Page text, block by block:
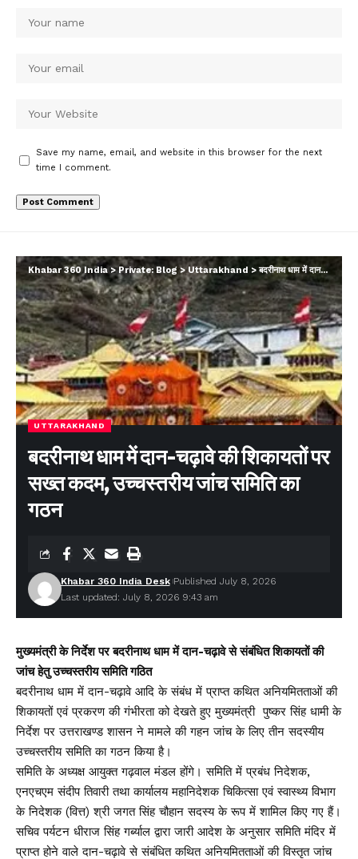
Save my name, email, and website in this browser for the next
time I comment.
Khabar 360 India >Private: Blog >Uttarakhand >बदरीनाथ धाम में दान-चढ़ावे की शिकायतों पर सख्त कदम, उच्चस्तरीय जांच समिति का गठन
UTTARAKHAND
बदरीनाथ धाम में दान-चढ़ावे की शिकायतों पर
सख्त कदम, उच्चस्तरीय जांच समिति का
गठन
Last updated: July 8, 2026 9:43 am
Khabar 360 India Desk Published July 8, 2026
मुख्यमंत्री के निर्देश पर बदरीनाथ धाम में दान-चढ़ावे से संबंधित शिकायतों की
जांच हेतु उच्चस्तरीय समिति गठित
बदरीनाथ धाम में दान-चढ़ावे आदि के संबंध में प्राप्त कथित अनियमितताओं की
शिकायतों एवं प्रकरण की गंभीरता को देखते हुए मुख्यमंत्री पुष्कर सिंह धामी के
निर्देश पर उत्तराखण्ड शासन ने मामले की गहन जांच के लिए तीन सदस्यीय
उच्चस्तरीय समिति का गठन किया है।
समिति के अध्यक्ष आयुक्त गढ़वाल मंडल होंगे। समिति में प्रबंध निदेशक,
एनएचएम संदीप तिवारी तथा कार्यालय महानिदेशक चिकित्सा एवं स्वास्थ्य विभाग
के निदेशक (वित्त) श्री जगत सिंह चौहान सदस्य के रूप में शामिल किए गए हैं।
सचिव पर्यटन धीराज सिंह गर्ब्याल द्वारा जारी आदेश के अनुसार समिति मंदिर में
प्राप्त होने वाले दान-चढ़ावे से संबंधित कथित अनियमितताओं की विस्तृत जांच